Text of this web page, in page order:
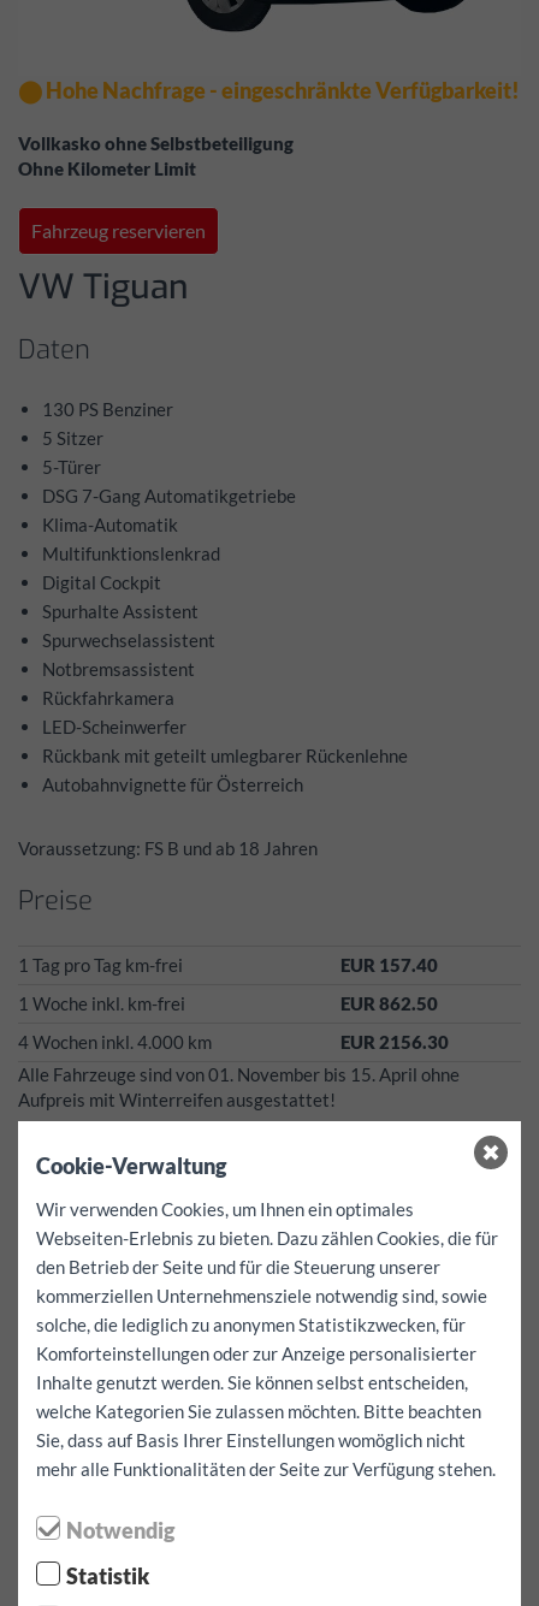
⬤ Hohe Nachfrage - eingeschränkte Verfügbarkeit!
Vollkasko ohne Selbstbeteiligung
Ohne Kilometer Limit
Fahrzeug reservieren
VW Tiguan
Daten
130 PS Benziner
5 Sitzer
5-Türer
DSG 7-Gang Automatikgetriebe
Klima-Automatik
Multifunktionslenkrad
Digital Cockpit
Spurhalte Assistent
Spurwechselassistent
Notbremsassistent
Rückfahrkamera
LED-Scheinwerfer
Rückbank mit geteilt umlegbarer Rückenlehne
Autobahnvignette für Österreich
Voraussetzung: FS B und ab 18 Jahren
Preise
1 Tag pro Tag km-frei
EUR 157.40
1 Woche inkl. km-frei
EUR 862.50
4 Wochen inkl. 4.000 km
EUR 2156.30
Alle Fahrzeuge sind von 01. November bis 15. April ohne
Aufpreis mit Winterreifen ausgestattet!
Steuern, Versicherungen, Vertrags- und Winterreifengebühren
sind bereits inkludiert!
Zusatzkilometer für dieses Fahrzeug EUR 0.50
Kaution:1000EUR
Selbstbehalt pro Schadensfall 0EUR
Keine Selbstbeteiligung!
Kostenlose Leistungen:Navigationsgerät, Kindersitze und
Befestigungsgurte - können nur nach Verfügbarkeit und im
Voraus zum Fahrzeug reserviert werden.
Eine Verfügbarkeit kann nicht garantiert werden!
Mietdauer / Kilometer auswählen
Abholdatum:
Cookie-Verwaltung
Wir verwenden Cookies, um Ihnen ein optimales
Webseiten-Erlebnis zu bieten. Dazu zählen Cookies, die für
den Betrieb der Seite und für die Steuerung unserer
kommerziellen Unternehmensziele notwendig sind, sowie
solche, die lediglich zu anonymen Statistikzwecken, für
Komforteinstellungen oder zur Anzeige personalisierter
Inhalte genutzt werden. Sie können selbst entscheiden,
welche Kategorien Sie zulassen möchten. Bitte beachten
Sie, dass auf Basis Ihrer Einstellungen womöglich nicht
mehr alle Funktionalitäten der Seite zur Verfügung stehen.
Notwendig
Statistik